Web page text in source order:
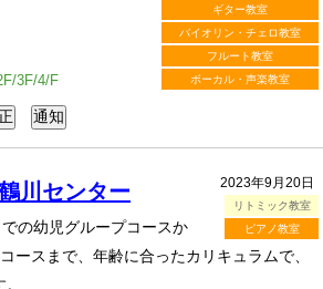
ギター教室
バイオリン・チェロ教室
フルート教室
ボーカル・声楽教室
3F/4/F
2023年9月20日
リトミック教室
ピアノ教室
川センター
の幼児グループコースか
ースまで、年齢に合ったカリキュラムで、